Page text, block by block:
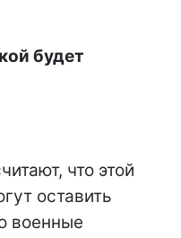
будет
что этой
оставить
военные